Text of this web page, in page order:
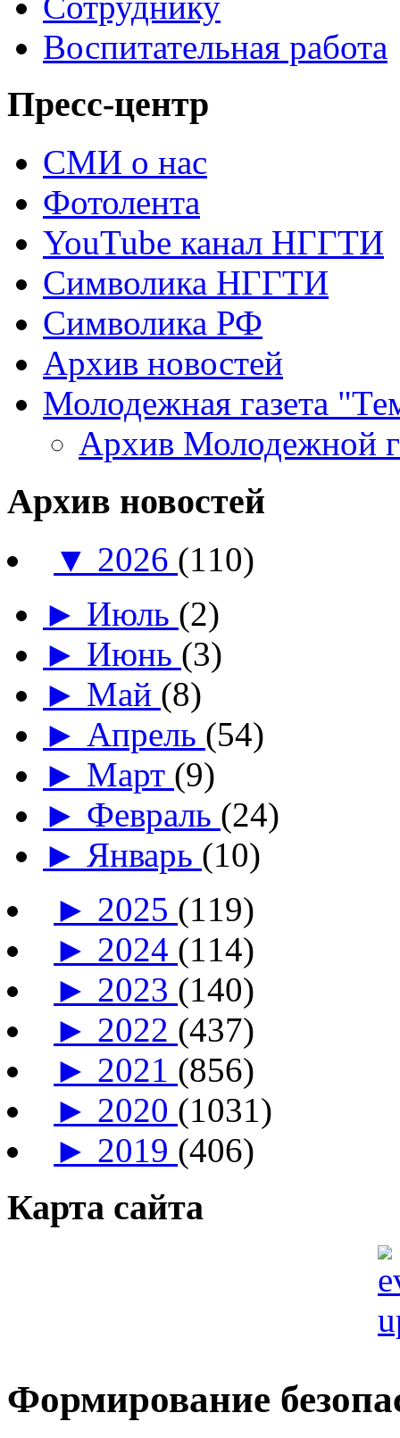
Воспитательная работа
Пресс-центр
СМИ о нас
Фотолента
YouTube канал НГГТИ
Символика НГГТИ
Символика РФ
Архив новостей
Молодежная газета
Архив Молодежной
Архив новостей
▼ 2026 (110)
► Июль (2)
► Июнь (3)
► Май (8)
► Апрель (54)
► Март (9)
► Февраль (24)
► Январь (10)
► 2025 (119)
► 2024 (114)
► 2023 (140)
► 2022 (437)
► 2021 (856)
► 2020 (1031)
► 2019 (406)
Карта сайта
Формирование